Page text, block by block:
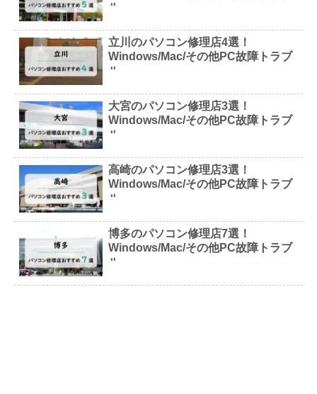
ル
立川のパソコン修理店4選！
Windows/Mac/その他PC故障トラブ
ル
大宮のパソコン修理店3選！
Windows/Mac/その他PC故障トラブ
ル
高崎のパソコン修理店3選！
Windows/Mac/その他PC故障トラブ
ル
博多のパソコン修理店7選！
Windows/Mac/その他PC故障トラブ
ル